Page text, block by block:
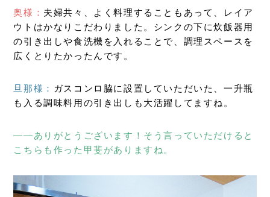
奥様： 夫婦共々、よく料理することもあって、レイア
ウトはかなりこだわりました。シンクの下に炊飯器用
の引き出しや食洗機を入れることで、調理スペースを
広くとりたかったんです。
旦那様： ガスコンロ脇に設置していただいた、一升瓶
も入る調味料用の引き出しも大活躍してますね。
――ありがとうございます！そう言っていただけると
こちらも作った甲斐がありますね。